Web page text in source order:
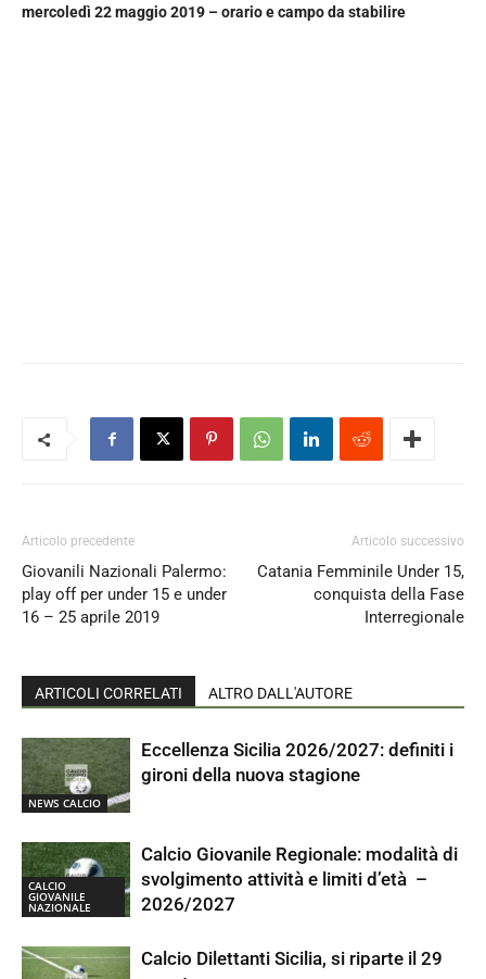
mercoledì 22 maggio 2019 – orario e campo da stabilire
Articolo precedente
Giovanili Nazionali Palermo:
play off per under 15 e under
16 – 25 aprile 2019
Articolo successivo
Catania Femminile Under 15,
conquista della Fase
Interregionale
ARTICOLI CORRELATI ALTRO DALL'AUTORE
NEWS CALCIO
Eccellenza Sicilia 2026/2027: definiti i
gironi della nuova stagione
CALCIO
GIOVANILE
NAZIONALE
Calcio Giovanile Regionale: modalità di
svolgimento attività e limiti d’età –
2026/2027
Calcio Dilettanti Sicilia, si riparte il 29